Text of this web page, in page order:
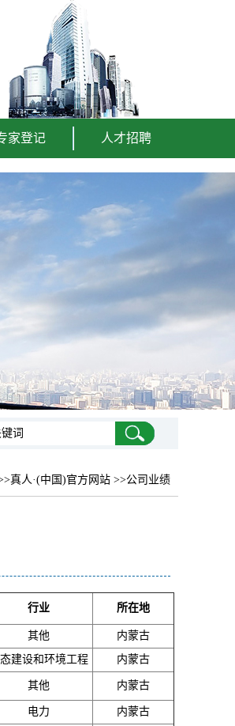
家登记 人才招聘
真人·(中国)官方网站 >>公司业绩
行业 所在地
其他
内蒙古
建设和环境工程 内蒙古
其他 内蒙古
电力 内蒙古